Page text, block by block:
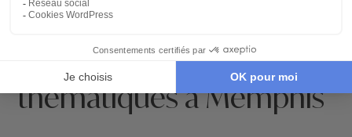
Itinéraires et circuits
thématiques à Memphis